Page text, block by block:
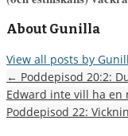
About Gunilla
View all posts by
← Poddepisod 20:2:
Edward inte vill ha en
Poddepisod 22: